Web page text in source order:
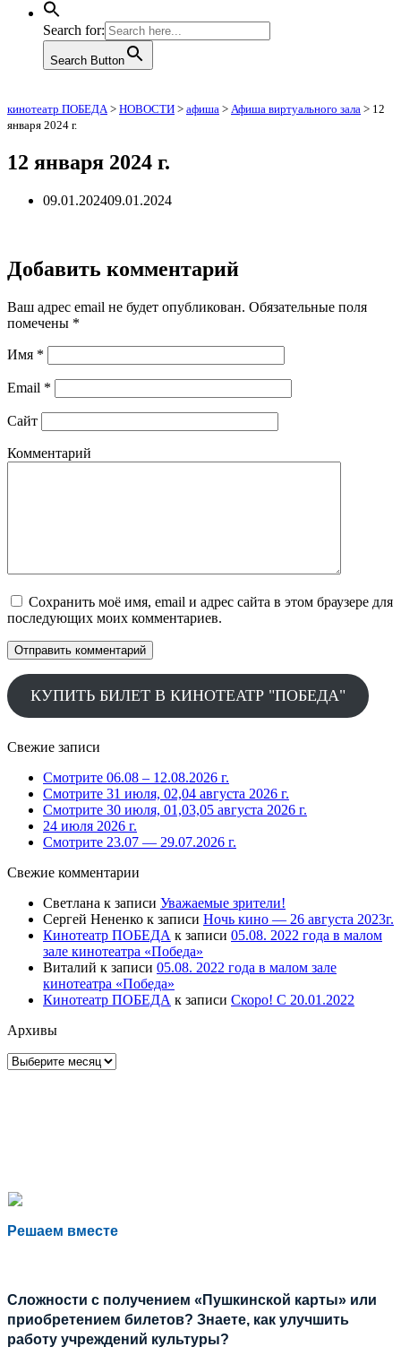
Search for:
Search Button
кинотеатр ПОБЕДА> НОВОСТИ > афиша > Афиша виртуального зала > 12
января 2024 г.
12 января 2024 г.
09.01.202409.01.2024
Добавить комментарий
Ваш адрес email не будет опубликован. Обязательные поля
помечены *
Имя *
Email *
Сайт
Комментарий
Сохранить моё имя, email и адрес сайта в этом браузере для
последующих моих комментариев.
КУПИТЬ БИЛЕТ В КИНОТЕАТР "ПОБЕДА"
Свежие записи
Смотрите 06.08 – 12.08.2026 г.
Смотрите 31 июля, 02,04 августа 2026 г.
Смотрите 30 июля, 01,03,05 августа 2026 г.
24 июля 2026 г.
Смотрите 23.07 — 29.07.2026 г.
Свежие комментарии
Светлана к записи Уважаемые зрители!
Сергей Нененко к записи Ночь кино — 26 августа 2023г.
Кинотеатр ПОБЕДА к записи 05.08. 2022 года в малом
зале кинотеатра «Победа»
Виталий к записи 05.08. 2022 года в малом зале
кинотеатра «Победа»
Кинотеатр ПОБЕДА к записи Скоро! С 20.01.2022
Архивы
Архивы
Решаем вместе
Сложности с получением «Пушкинской карты» или
приобретением билетов? Знаете, как улучшить
работу учреждений культуры?